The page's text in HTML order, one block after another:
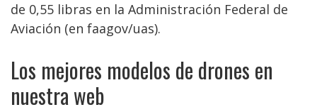
de 0,55 libras en la Administración Federal de
Aviación (en faagov/uas).
Los mejores modelos de drones en
nuestra web